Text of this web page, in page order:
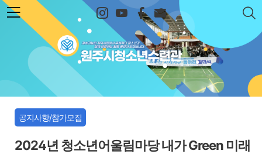
본문 바로가기
원주시청소년수련관
공지사항/참가모집
2024년 청소년어울림마당 내가 Green 미래